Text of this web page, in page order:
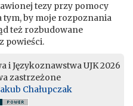
tezy przy pomocy
tym, by moje rozpoznania
też rozbudowane
powieści.
Językoznawstwa UJK 2026
zastrzeżone
Chałupczak